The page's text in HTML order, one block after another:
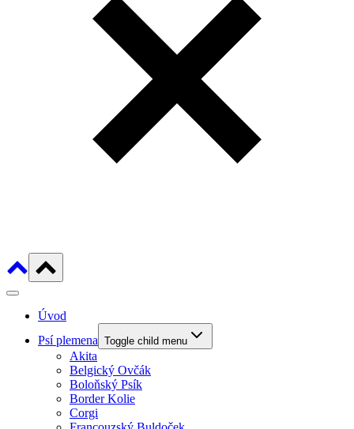
Úvod
Psí plemena Toggle child menu
Akita
Belgický Ovčák
Boloňský Psík
Border Kolie
Corgi